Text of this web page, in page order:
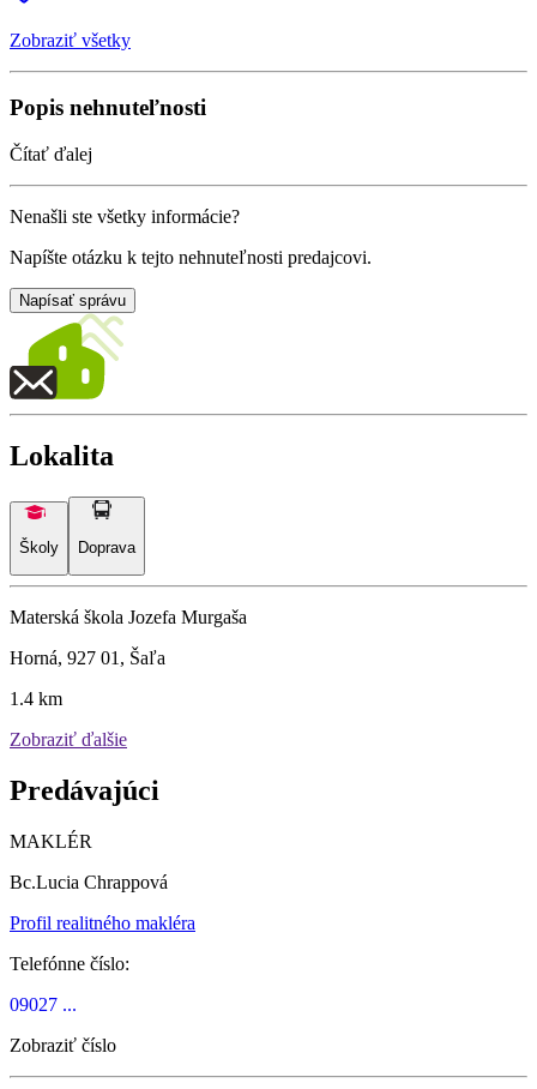
Zobraziť všetky
Popis nehnuteľnosti
Čítať ďalej
Nenašli ste všetky informácie?
Napíšte otázku k tejto nehnuteľnosti predajcovi.
Napísať správu
Lokalita
Školy Doprava
Materská škola Jozefa Murgaša
Horná, 927 01, Šaľa
1.4 km
Zobraziť ďalšie
Predávajúci
MAKLÉR
Bc.Lucia Chrappová
Profil realitného makléra
Telefónne číslo:
09027 ...
Zobraziť číslo